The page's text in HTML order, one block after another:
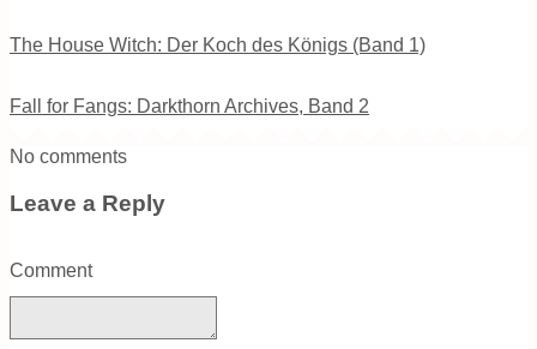
The House Witch: Der Koch des Königs (Band 1)
Fall for Fangs: Darkthorn Archives, Band 2
No comments
Leave a Reply
Comment